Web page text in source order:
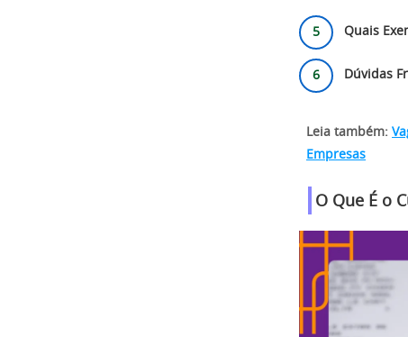
Quais
Dúvidas
Leia também:
Empresas
O Que É o